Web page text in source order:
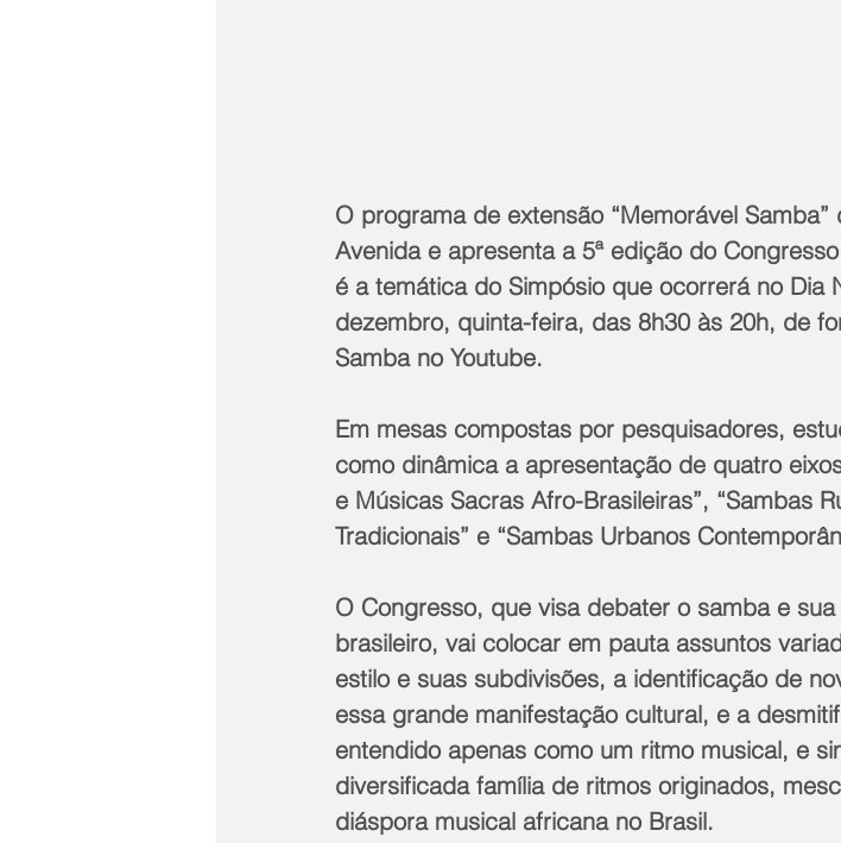
O programa de extensão “Memorável
Avenida e apresenta a 5ª edição do
é a temática do Simpósio que ocorrerá no Dia
dezembro, quinta-feira, das 8h30 às 20h, de
Samba no Youtube.
Em mesas compostas por pesquisadores,
como dinâmica a apresentação de quatro
e Músicas Sacras Afro-Brasileiras”, “Sambas
Tradicionais” e “Sambas Urbanos
O Congresso, que visa debater o samba e
brasileiro, vai colocar em pauta assuntos
estilo e suas subdivisões, a identificação de
essa grande manifestação cultural, e a
entendido apenas como um ritmo musical, e
diversificada família de ritmos originados,
diáspora musical africana no Brasil.